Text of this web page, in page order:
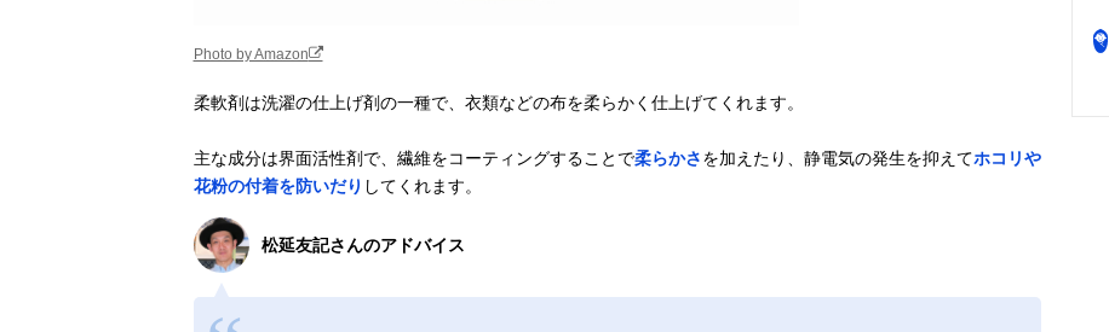
Amazonで見る
サラヤ ヤシノ
1,050mL 詰替
用
人と地球にやさ
植物系
1,050ml
Amazonで見る
ネイチャーラボ
軟剤 2倍 詰め替
かさを追求
粉吸着を抑制
フローラル/ク
Photo by Amazon
柔軟剤は洗濯の仕上げ剤の一種で、衣類などの布を柔らかく仕上げてくれます。
主な成分は界面活性剤で、繊維をコーティングすることで柔らかさを加えたり、静電気の発生を抑えてホコリや
花粉の付着を防いだり してくれます。
松延友記さんのアドバイス